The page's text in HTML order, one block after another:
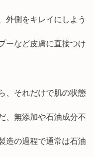
外側をキレイにしよう
ーなど皮膚に直接つけ
、それだけで肌の状態
、無添加や石油成分不
造の過程で通常は石油